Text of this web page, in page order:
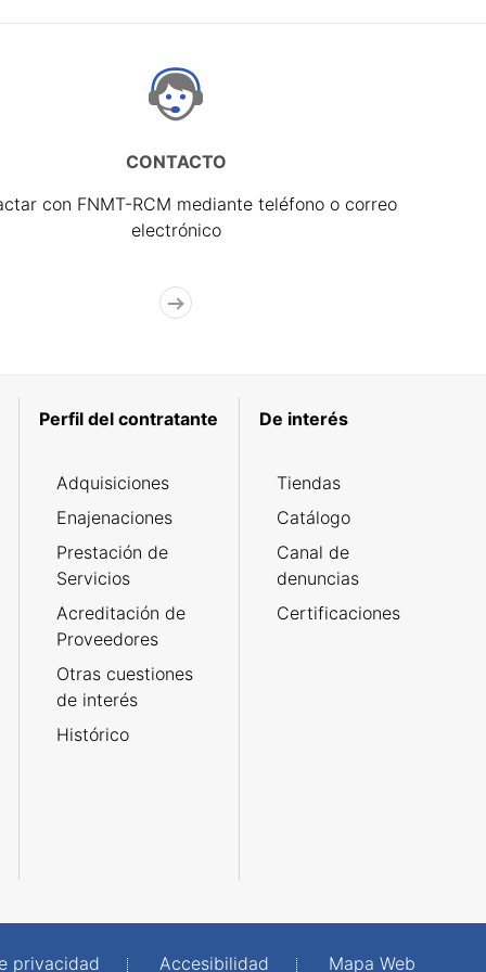
CONTACTO
con FNMT-RCM mediante teléfono o correo
electrónico
Perfil del contratante
Adquisiciones
Enajenaciones
Prestación de
Servicios
Acreditación de
Proveedores
Otras cuestiones
de interés
Histórico
De interés
Tiendas
Catálogo
Canal de
denuncias
Certificaciones
privacidad Accesibilidad Mapa Web